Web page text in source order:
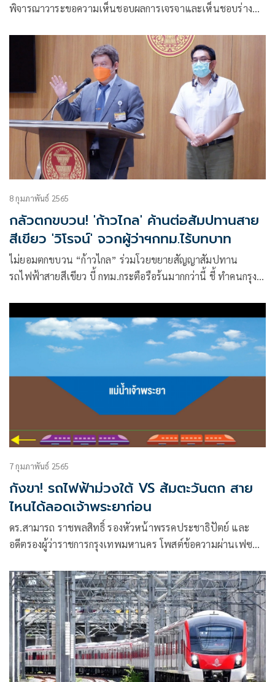
พิจารณาวาระขอความเห็นชอบผลการเจรจาและเห็นชอบร่าง
กระทรวงมหาดไทย ใช้เวลานานกว่า 1 ชั่วโมงครึ่ง โดยที่ประชุม
ได้รับทราบระเบียบวาระดังกล่าว แต่ไม่ได้มีการลงมติใดๆ
8 กุมภาพันธ์ 2565
กลัวตกขบวน! 'ก้าวไกล' ค้านต่อสัมปทานสาย
สีเขียว 'วิโรจน์' จวกผู้ว่าฯกทม.ไร้บทบาท
ไม่ยอมตกขบวน “ก้าวไกล” ร่วมโวยขยายสัญญาสัมปทาน
รถไฟฟ้าสายสีเขียว บี้ กทม.กระตือรือร้นมากกว่านี้ ชี้ ทำคนกรุง
7 กุมภาพันธ์ 2565
กังขา! รถไฟฟ้าม่วงใต้ VS ส้มตะวันตก สาย
ไหนได้ลอดเจ้าพระยาก่อน
ดร.สามารถ ราชพลสิทธิ์ รองหัวหน้าพรรคประชาธิปัตย์ และ
อดีตรองผู้ว่าราชการกรุงเทพมหานคร โพสต์ข้อความผ่านเฟซบุ๊
สายสีส้มตะวันตก